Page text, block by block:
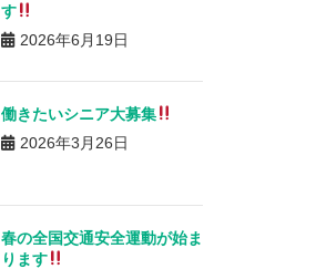
す
2026年6月19日
働きたいシニア大募集
2026年3月26日
春の全国交通安全運動が始ま
ります